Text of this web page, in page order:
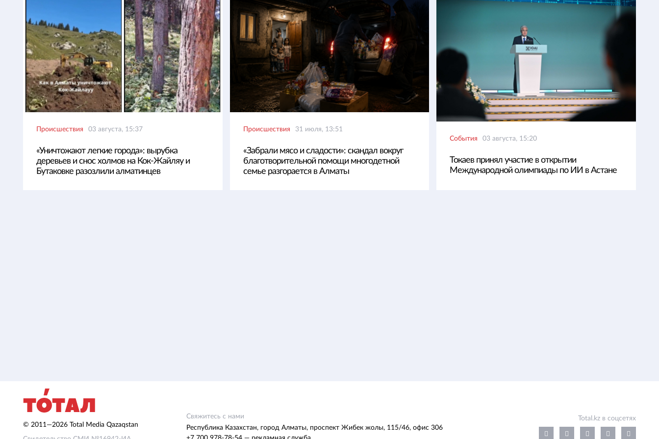
Происшествия 03 августа, 15:37
«Уничтожают легкие города»: вырубка
деревьев и снос холмов на Кок-Жайляу и
Бутаковке разозлили алматинцев
Происшествия 31 июля, 13:51
«Забрали мясо и сладости»: скандал вокруг
благотворительной помощи многодетной
семье разгорается в Алматы
События 03 августа, 15:20
Токаев принял участие в открытии
Международной олимпиады по ИИ в Астане
© 2011—2026 Total Media Qazaqstan
Свяжитесь с нами
Республика Казахстан, город Алматы, проспект Жибек жолы, 115/46, офис 306
Total.kz в соцсетях